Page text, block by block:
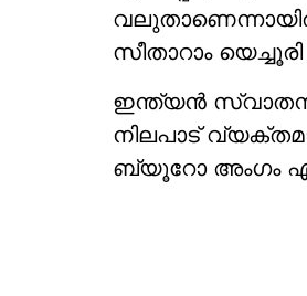
സീതാറാം
ഇന്ത്യന്‍
നിലപാട്
ബ്യൂറോ അംഗം